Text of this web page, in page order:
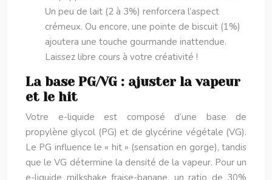
Un peu de lait (2 à 3%) renforcera l’aspect
crémeux. Ou encore, une pointe de biscuit (1%)
ajoutera une touche gourmande inattendue.
Laissez libre cours à votre créativité !
La base PG/VG : ajuster la vapeur
et le hit
Votre e-liquide est composé d’une base de
propylène glycol (PG) et de glycérine végétale (VG).
Le PG influence le « hit » (sensation en gorge), tandis
que le VG détermine la densité de la vapeur. Pour un
e-liquide milkshake fraise-banane, un ratio de 30%